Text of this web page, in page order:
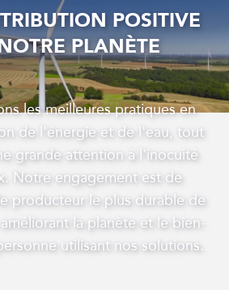
POSITIVE
PLANÈTE
les meilleures pratiques en
de l'énergie et de l'eau, tout
grande attention à l'inocuité
Notre engagement est de
producteur le plus durable de
la planète et le bien-
utilisant nos solutions.